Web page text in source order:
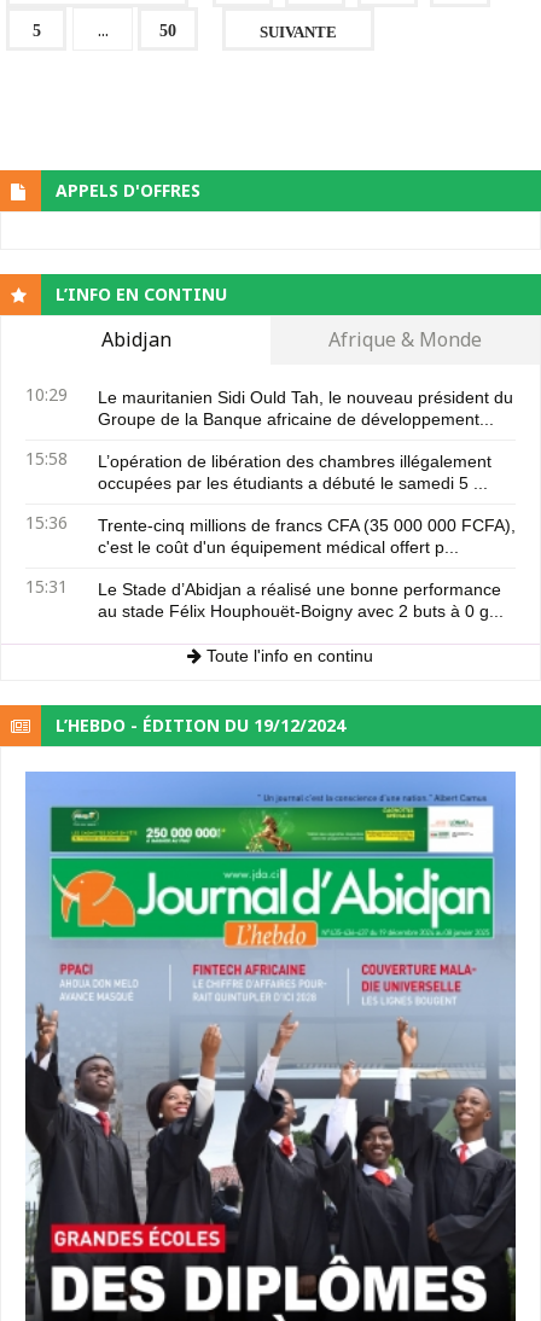
5 ... 50 SUIVANTE
APPELS D'OFFRES
L’INFO EN CONTINU
Abidjan Afrique & Monde
10:29
Le mauritanien Sidi Ould Tah, le nouveau président du
Groupe de la Banque africaine de développement...
15:58
L’opération de libération des chambres illégalement
occupées par les étudiants a débuté le samedi 5 ...
15:36
Trente-cinq millions de francs CFA (35 000 000 FCFA),
c'est le coût d'un équipement médical offert p...
15:31
Le Stade d’Abidjan a réalisé une bonne performance
au stade Félix Houphouët-Boigny avec 2 buts à 0 g...
Toute l'info en continu
L’HEBDO - ÉDITION DU 19/12/2024